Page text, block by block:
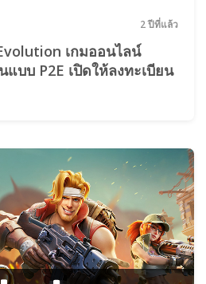
2 ปีที่แล้ว
เกมออนไลน์
แบบ P2E เปิดให้ลงทะเบียน